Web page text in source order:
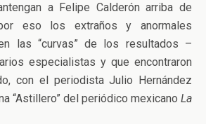
a Felipe Calderón arriba de
eso los extraños y anormales
las “curvas” de los resultados –
especialistas y que encontraron
con el periodista Julio Hernández
“Astillero” del periódico mexicano La